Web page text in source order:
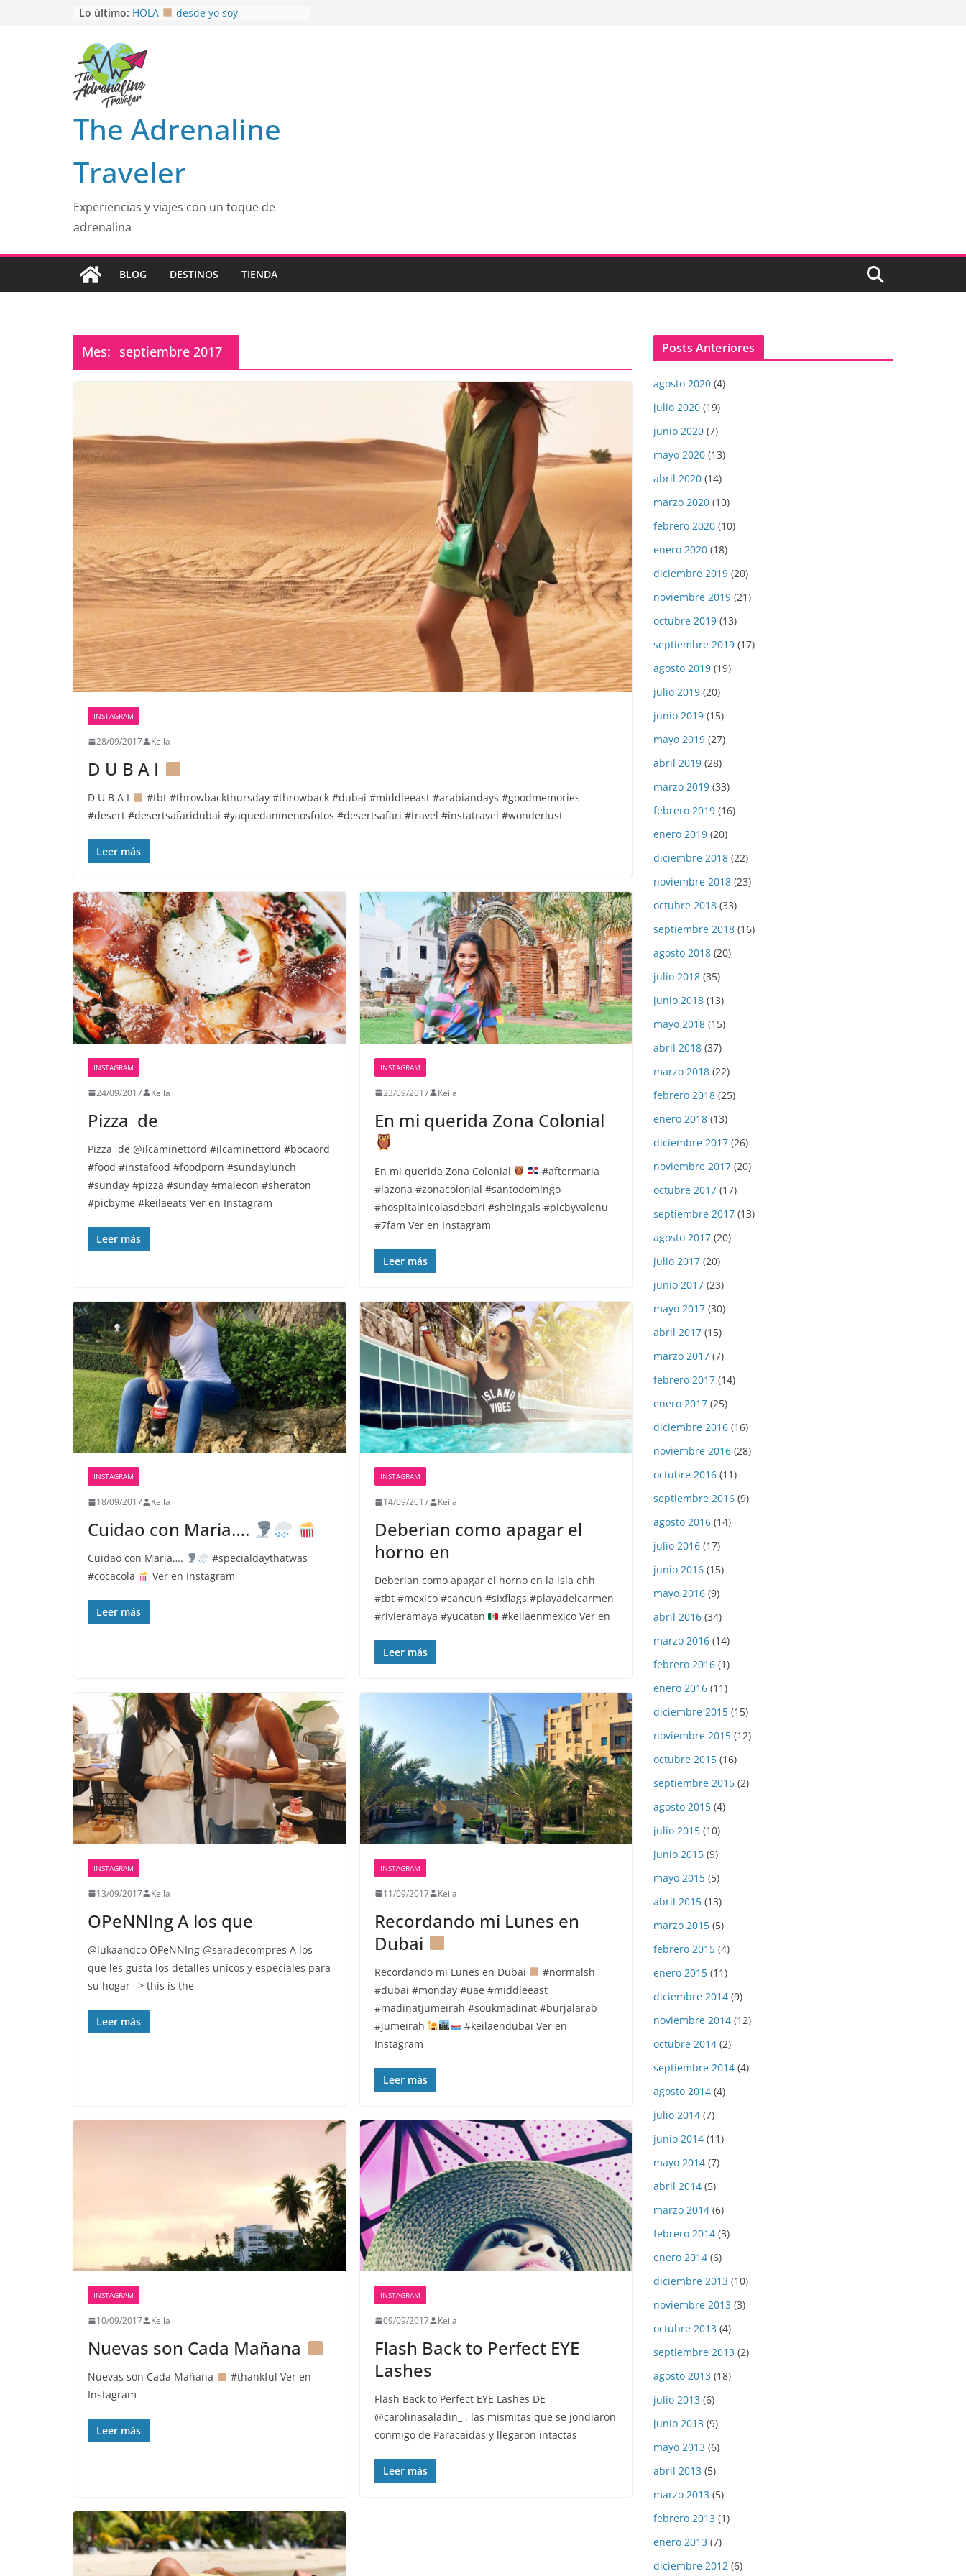
Lo último: HOLA
desde yo soy
EL SENDERO DEL CACAO: Excelente
opción
HOSPEDAJE AL NATURALSHH !!
En
MULITO!
The Adrenaline
Traveler
Experiencias y viajes con un toque de
adrenalina
BLOG DESTINOS TIENDA
Mes: septiembre 2017
INSTAGRAM
28/09/2017 Keila
D U B A I
D U B A I
#tbt #throwbackthursday #throwback #dubai #middleeast #arabiandays #goodmemories
#desert #desertsafaridubai #yaquedanmenosfotos #desertsafari #travel #instatravel #wonderlust
Leer más
INSTAGRAM
24/09/2017 Keila
Pizza ️ de
Pizza ️ de @ilcaminettord #ilcaminettord #bocaord
#food #instafood #foodporn #sundaylunch
#sunday #pizza #sunday #malecon #sheraton
#picbyme #keilaeats Ver en Instagram
Leer más
INSTAGRAM
23/09/2017 Keila
En mi querida Zona Colonial
En mi querida Zona Colonial
#aftermaria
#lazona #zonacolonial #santodomingo
#hospitalnicolasdebari #sheingals #picbyvalenu
#7fam Ver en Instagram
Leer más
INSTAGRAM
18/09/2017 Keila
Cuidao con Maria….
Cuidao con Maria….
#specialdaythatwas
#cocacola
Ver en Instagram
Leer más
INSTAGRAM
14/09/2017 Keila
Deberian como apagar el
horno en
Deberian como apagar el horno en la isla ehh
#tbt #mexico #cancun #sixflags #playadelcarmen
#rivieramaya #yucatan
#keilaenmexico Ver en
Leer más
INSTAGRAM
13/09/2017 Keila
OPeNNIng️ A los que
@lukaandco OPeNNIng️ @saradecompres A los
que les gusta los detalles unicos y especiales para
su hogar –> this is the
Leer más
INSTAGRAM
11/09/2017 Keila
Recordando mi Lunes en
Dubai
Recordando mi Lunes en Dubai
#normalsh
#dubai #monday #uae #middleeast
#madinatjumeirah #soukmadinat #burjalarab
#jumeirah
#keilaendubai Ver en
Instagram
Leer más
INSTAGRAM
10/09/2017 Keila
Nuevas son Cada Mañana
Nuevas son Cada Mañana
#thankful Ver en
Instagram
Leer más
INSTAGRAM
09/09/2017 Keila
Flash Back to Perfect EYE
Lashes
Flash Back to Perfect EYE Lashes DE
@carolinasaladin_ , las mismitas que se jondiaron
conmigo de Paracaidas y llegaron intactas
Leer más
Posts Anteriores
agosto 2020 (4)
julio 2020 (19)
junio 2020 (7)
mayo 2020 (13)
abril 2020 (14)
marzo 2020 (10)
febrero 2020 (10)
enero 2020 (18)
diciembre 2019 (20)
noviembre 2019 (21)
octubre 2019 (13)
septiembre 2019 (17)
agosto 2019 (19)
julio 2019 (20)
junio 2019 (15)
mayo 2019 (27)
abril 2019 (28)
marzo 2019 (33)
febrero 2019 (16)
enero 2019 (20)
diciembre 2018 (22)
noviembre 2018 (23)
octubre 2018 (33)
septiembre 2018 (16)
agosto 2018 (20)
julio 2018 (35)
junio 2018 (13)
mayo 2018 (15)
abril 2018 (37)
marzo 2018 (22)
febrero 2018 (25)
enero 2018 (13)
diciembre 2017 (26)
noviembre 2017 (20)
octubre 2017 (17)
septiembre 2017 (13)
agosto 2017 (20)
julio 2017 (20)
junio 2017 (23)
mayo 2017 (30)
abril 2017 (15)
marzo 2017 (7)
febrero 2017 (14)
enero 2017 (25)
diciembre 2016 (16)
noviembre 2016 (28)
octubre 2016 (11)
septiembre 2016 (9)
agosto 2016 (14)
julio 2016 (17)
junio 2016 (15)
mayo 2016 (9)
abril 2016 (34)
marzo 2016 (14)
febrero 2016 (1)
enero 2016 (11)
diciembre 2015 (15)
noviembre 2015 (12)
octubre 2015 (16)
septiembre 2015 (2)
agosto 2015 (4)
julio 2015 (10)
junio 2015 (9)
mayo 2015 (5)
abril 2015 (13)
marzo 2015 (5)
febrero 2015 (4)
enero 2015 (11)
diciembre 2014 (9)
noviembre 2014 (12)
octubre 2014 (2)
septiembre 2014 (4)
agosto 2014 (4)
julio 2014 (7)
junio 2014 (11)
mayo 2014 (7)
abril 2014 (5)
marzo 2014 (6)
febrero 2014 (3)
enero 2014 (6)
diciembre 2013 (10)
noviembre 2013 (3)
octubre 2013 (4)
septiembre 2013 (2)
agosto 2013 (18)
julio 2013 (6)
junio 2013 (9)
mayo 2013 (6)
abril 2013 (5)
marzo 2013 (5)
febrero 2013 (1)
enero 2013 (7)
diciembre 2012 (6)